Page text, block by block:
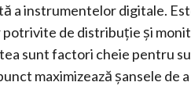
a instrumentelor digitale.
de distribuție și
sunt factori cheie pentru
maximizează șansele de